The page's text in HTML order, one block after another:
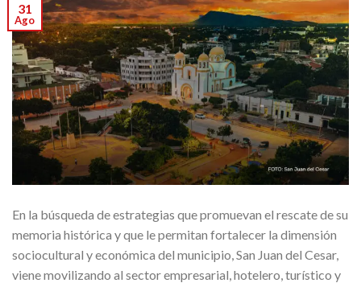
31
Ago
En la búsqueda de estrategias que promuevan el rescate de su
memoria histórica y que le permitan fortalecer la dimensión
sociocultural y económica del municipio, San Juan del Cesar,
viene movilizando al sector empresarial, hotelero, turístico y